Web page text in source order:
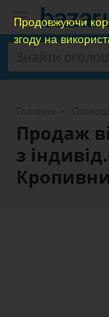
Продовжуючи
згоду на
Продаж
з